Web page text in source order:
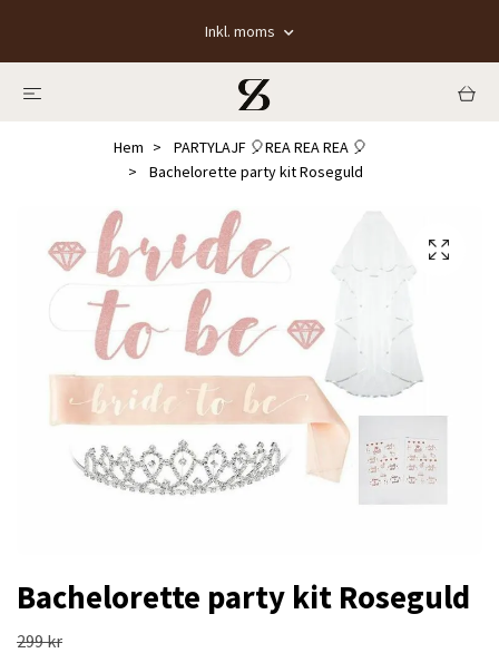
Inkl. moms
Hem
PARTYLAJF 🎈REA REA REA 🎈
Bachelorette party kit Roseguld
Bachelorette party kit Roseguld
299 kr